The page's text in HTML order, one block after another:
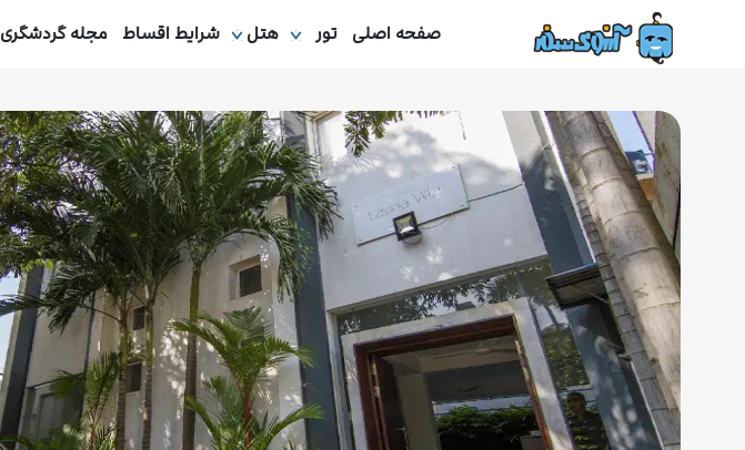
صفحه اصلی تور هتل شرایط اقساط مجله گردشگری